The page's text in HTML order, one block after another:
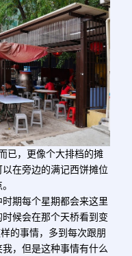
已，更像个大排档的摊
在旁边的满记西饼摊位
期每个星期都会来这里
候会在那个天桥看到变
的事情，多到每次跟朋
，但是这种事情有什么